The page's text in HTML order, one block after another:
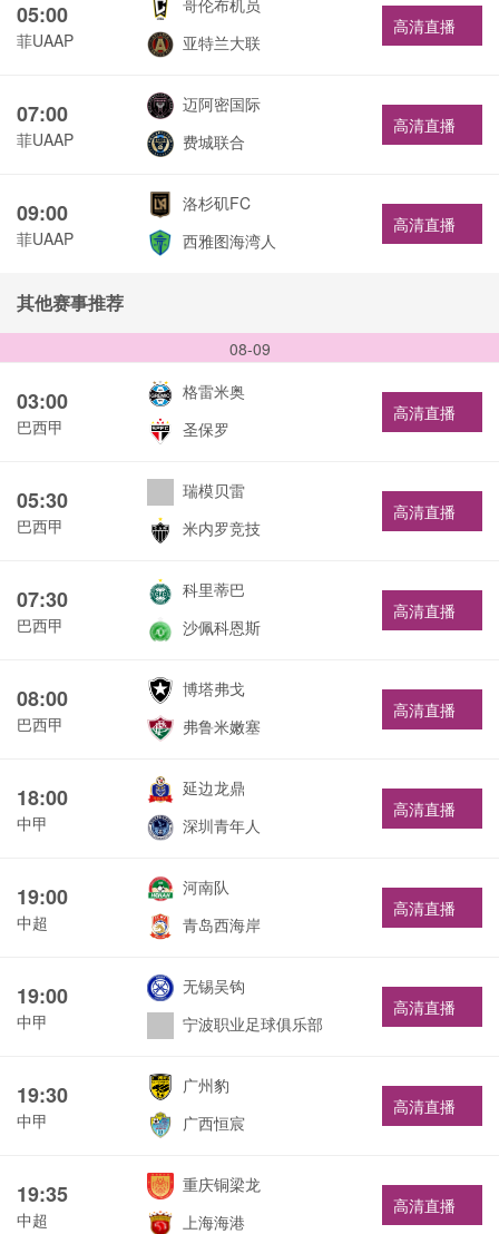
05:00
菲UAAP
哥伦布机员
亚特兰大联
高清直播
07:00
菲UAAP
迈阿密国际
费城联合
高清直播
09:00
菲UAAP
洛杉矶FC
西雅图海湾人
高清直播
其他赛事推荐
08-09
03:00
巴西甲
格雷米奥
圣保罗
高清直播
05:30
巴西甲
瑞模贝雷
米内罗竞技
高清直播
07:30
巴西甲
科里蒂巴
沙佩科恩斯
高清直播
08:00
巴西甲
博塔弗戈
弗鲁米嫩塞
高清直播
18:00
中甲
延边龙鼎
深圳青年人
高清直播
19:00
中超
河南队
青岛西海岸
高清直播
19:00
中甲
无锡吴钩
宁波职业足球俱乐部
高清直播
19:30
中甲
广州豹
广西恒宸
高清直播
19:35
中超
重庆铜梁龙
上海海港
高清直播